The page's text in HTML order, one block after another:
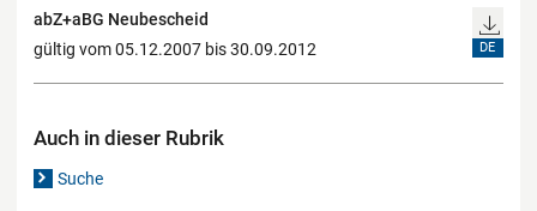
abZ+aBG Neubescheid
gültig vom 05.12.2007 bis 30.09.2012
DE
Auch in dieser Rubrik
Suche